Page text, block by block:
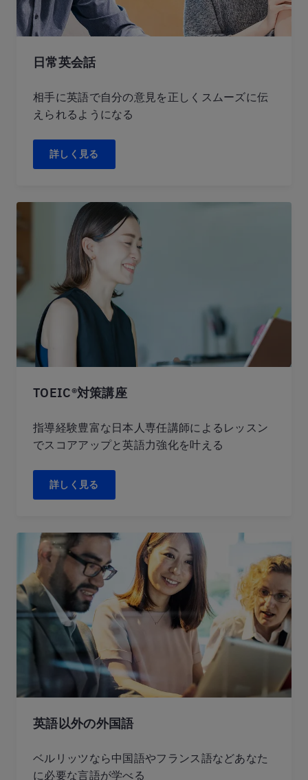
日常英会話
相手に英語で自分の意見を正しくスムーズに伝
えられるようになる
詳しく見る
TOEIC®対策講座
指導経験豊富な日本人専任講師によるレッスン
でスコアアップと英語力強化を叶える
詳しく見る
英語以外の外国語
ベルリッツなら中国語やフランス語などあなた
に必要な言語が学べる